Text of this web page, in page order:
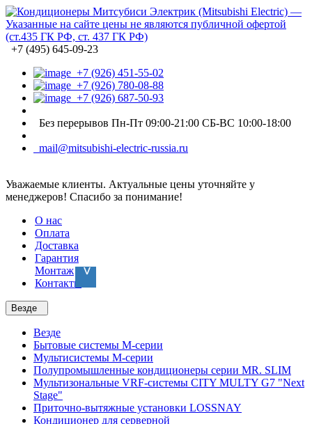
+7 (495) 645-09-23
+7 (926) 451-55-02
+7 (926) 780-08-88
+7 (926) 687-50-93
Без перерывов Пн-Пт 09:00-21:00 СБ-ВС 10:00-18:00
mail@mitsubishi-electric-russia.ru
Уважаемые клиенты. Актуальные цены уточняйте у
менеджеров! Спасибо за понимание!
О нас
Оплата
Доставка
Гарантия
Монтаж
Контакты
Везде
Везде
Бытовые системы M-серии
Мультисистемы M-серии
Полупромышленные кондиционеры серии MR. SLIM
Мультизональные VRF-системы CITY MULTY G7 "Next
Stage"
Приточно-вытяжные установки LOSSNAY
Кондиционер для серверной